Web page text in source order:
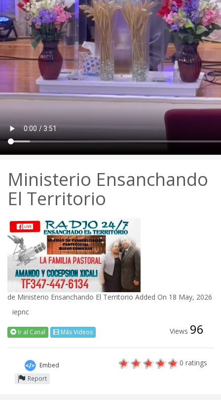
Ministerio Ensanchando
El Territorio
de Ministerio Ensanchando El Territorio Added On 18 May, 2026
iepnc
Ir al Canal Más Videos Views 96
Embed
Report
0 ratings